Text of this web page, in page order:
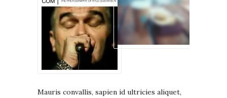
Mauris convallis, sapien id ultricies aliquet,